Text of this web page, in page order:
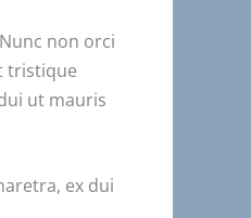
non orci
tristique
ut mauris
ex dui